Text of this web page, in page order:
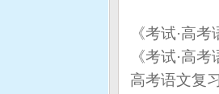
《考试·高
《考试·高
高考语文复